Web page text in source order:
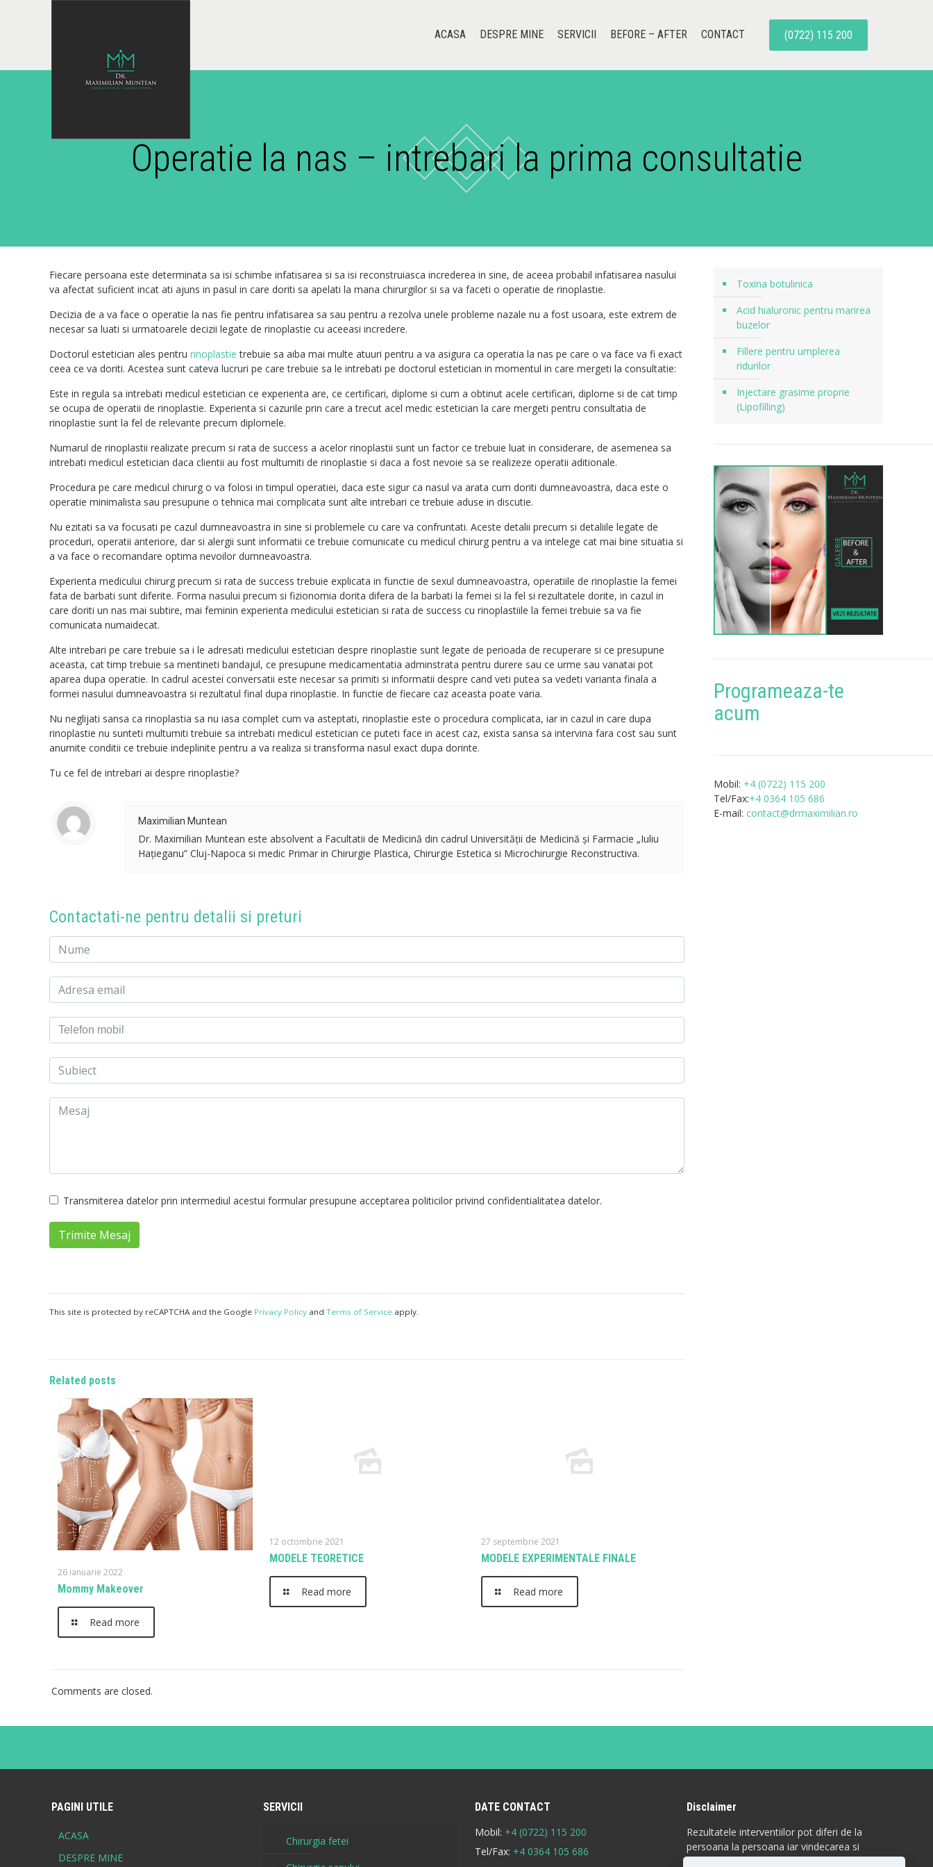
ACASA DESPRE MINE SERVICII BEFORE – AFTER CONTACT (0722) 115 200
Operatie la nas – intrebari la prima consultatie
Fiecare persoana este determinata sa isi schimbe infatisarea si sa isi reconstruiasca increderea in sine, de aceea probabil infatisarea nasului
va afectat suficient incat ati ajuns in pasul in care doriti sa apelati la mana chirurgilor si sa va faceti o operatie de rinoplastie.
Decizia de a va face o operatie la nas fie pentru infatisarea sa sau pentru a rezolva unele probleme nazale nu a fost usoara, este extrem de
necesar sa luati si urmatoarele decizii legate de rinoplastie cu aceeasi incredere.
Doctorul estetician ales pentrurinoplastie trebuie sa aiba mai multe atuuri pentru a va asigura ca operatia la nas pe care o va face va fi exact
ceea ce va doriti. Acestea sunt cateva lucruri pe care trebuie sa le intrebati pe doctorul estetician in momentul in care mergeti la consultatie:
Este in regula sa intrebati medicul estetician ce experienta are, ce certificari, diplome si cum a obtinut acele certificari, diplome si de cat timp
se ocupa de operatii de rinoplastie. Experienta si cazurile prin care a trecut acel medic estetician la care mergeti pentru consultatia de
rinoplastie sunt la fel de relevante precum diplomele.
Numarul de rinoplastii realizate precum si rata de success a acelor rinoplastii sunt un factor ce trebuie luat in considerare, de asemenea sa
intrebati medicul estetician daca clientii au fost multumiti de rinoplastie si daca a fost nevoie sa se realizeze operatii aditionale.
Procedura pe care medicul chirurg o va folosi in timpul operatiei, daca este sigur ca nasul va arata cum doriti dumneavoastra, daca este o
operatie minimalista sau presupune o tehnica mai complicata sunt alte intrebari ce trebuie aduse in discutie.
Nu ezitati sa va focusati pe cazul dumneavoastra in sine si problemele cu care va confruntati. Aceste detalii precum si detaliile legate de
proceduri, operatii anteriore, dar si alergii sunt informatii ce trebuie comunicate cu medicul chirurg pentru a va intelege cat mai bine situatia si
a va face o recomandare optima nevoilor dumneavoastra.
Experienta medicului chirurg precum si rata de success trebuie explicata in functie de sexul dumneavoastra, operatiile de rinoplastie la femei
fata de barbati sunt diferite. Forma nasului precum si fizionomia dorita difera de la barbati la femei si la fel si rezultatele dorite, in cazul in
care doriti un nas mai subtire, mai feminin experienta medicului estetician si rata de success cu rinoplastiile la femei trebuie sa va fie
comunicata numaidecat.
Alte intrebari pe care trebuie sa i le adresati medicului estetician despre rinoplastie sunt legate de perioada de recuperare si ce presupune
aceasta, cat timp trebuie sa mentineti bandajul, ce presupune medicamentatia adminstrata pentru durere sau ce urme sau vanatai pot
aparea dupa operatie. In cadrul acestei conversatii este necesar sa primiti si informatii despre cand veti putea sa vedeti varianta finala a
formei nasului dumneavoastra si rezultatul final dupa rinoplastie. In functie de fiecare caz aceasta poate varia.
Nu neglijati sansa ca rinoplastia sa nu iasa complet cum va asteptati, rinoplastie este o procedura complicata, iar in cazul in care dupa
rinoplastie nu sunteti multumiti trebuie sa intrebati medicul estetician ce puteti face in acest caz, exista sansa sa intervina fara cost sau sunt
anumite conditii ce trebuie indeplinite pentru a va realiza si transforma nasul exact dupa dorinte.
Tu ce fel de intrebari ai despre rinoplastie?
Maximilian Muntean
Dr. Maximilian Muntean este absolvent a Facultatii de Medicină din cadrul Universității de Medicină și Farmacie „Iuliu
Hațieganu” Cluj-Napoca si medic Primar in Chirurgie Plastica, Chirurgie Estetica si Microchirurgie Reconstructiva.
Contactati-ne pentru detalii si preturi
Transmiterea datelor prin intermediul acestui formular presupune acceptarea politicilor privind confidentialitatea datelor.
Trimite Mesaj
This site is protected by reCAPTCHA and the Google Privacy Policy andTerms of Service apply.
Related posts
26 ianuarie 2022
Mommy Makeover
Read more
12 octombrie 2021
MODELE TEORETICE
Read more
27 septembrie 2021
MODELE EXPERIMENTALE FINALE
Read more
Comments are closed.
Toxina botulinica
Acid hialuronic pentru marirea
buzelor
Fillere pentru umplerea
ridurilor
Injectare grasime proprie
(Lipofilling)
Programeaza-te
acum
Mobil: +4 (0722) 115 200
Tel/Fax:+4 0364 105 686
E-mail: contact@drmaximilian.ro
PAGINI UTILE
ACASA
DESPRE MINE
SERVICII
Chirurgia fetei
DATE CONTACT
Mobil: +4 (0722) 115 200
Tel/Fax: +4 0364 105 686
Disclaimer
Rezultatele interventiilor pot diferi de la
persoana la persoana iar vindecarea si
raspunsul la anumite proceduri sunt